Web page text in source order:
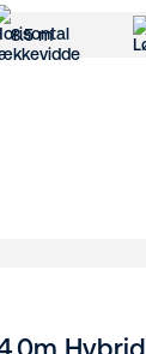
8.5 m